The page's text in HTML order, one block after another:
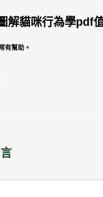
解貓咪行為學pdf
有幫助。